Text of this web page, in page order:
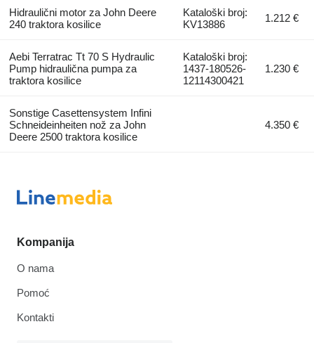
Hidraulični motor za John Deere
240 traktora kosilice
Kataloški broj:
KV13886
1.212 €
Aebi Terratrac Tt 70 S Hydraulic
Pump hidraulična pumpa za
traktora kosilice
Kataloški broj:
1437-180526-
12114300421
1.230 €
Sonstige Casettensystem Infini
Schneideinheiten nož za John
Deere 2500 traktora kosilice
4.350 €
Kompanija
O nama
Pomoć
Kontakti